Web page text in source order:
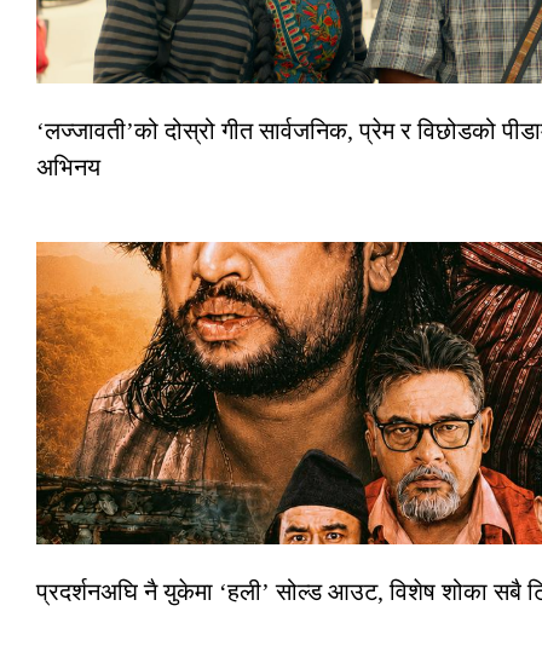
‘लज्जावती’को दोस्रो गीत सार्वजनिक, प्रेम र विछोडको
अभिनय
प्रदर्शनअघि नै युकेमा ‘हली’ सोल्ड आउट, विशेष शोका सबै